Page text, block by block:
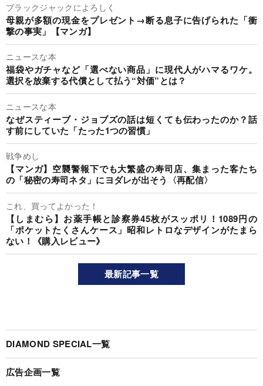
ブラックジャックによろしく
母親が多額の現金をプレゼント→断る息子に告げられた「衝
撃の事実」【マンガ】
ニュースな本
福袋やガチャなど「選べない商品」に現代人がハマるワケ。
選択を放棄する代償として払う“対価”とは？
ニュースな本
なぜスティーブ・ジョブズの話は短くても伝わったのか？話
す前にしていた「たった1つの習慣」
戦争めし
【マンガ】空襲警報下でも大繁盛の寿司店、集まった客たち
の「秘密の寿司ネタ」にヨダレが出そう〈再配信〉
これ、買ってよかった！
【しまむら】お薬手帳と診察券45枚がスッポリ！1089円の
「ポケットたくさんケース」昭和レトロなデザインがたまら
ない！《購入レビュー》
最新記事一覧
DIAMOND SPECIAL一覧
広告企画一覧